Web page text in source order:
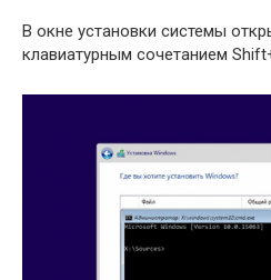
В окне установки системы
клавиатурным сочетанием